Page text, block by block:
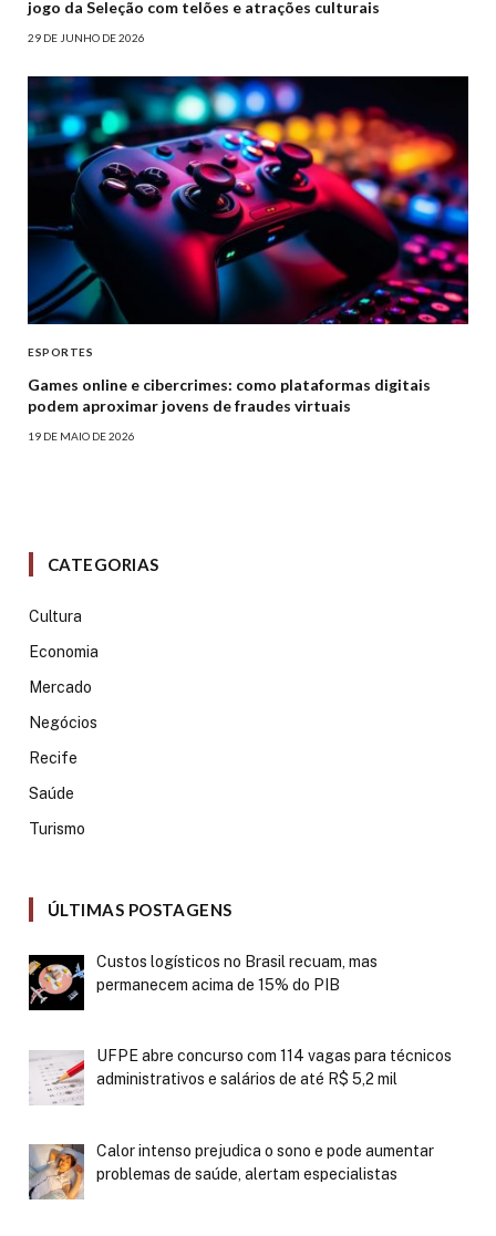
jogo da Seleção com telões e atrações culturais
29 DE JUNHO DE 2026
ESPORTES
Games online e cibercrimes: como plataformas digitais
podem aproximar jovens de fraudes virtuais
19 DE MAIO DE 2026
CATEGORIAS
Cultura
Economia
Mercado
Negócios
Recife
Saúde
Turismo
ÚLTIMAS POSTAGENS
Custos logísticos no Brasil recuam, mas
permanecem acima de 15% do PIB
UFPE abre concurso com 114 vagas para técnicos
administrativos e salários de até R$ 5,2 mil
Calor intenso prejudica o sono e pode aumentar
problemas de saúde, alertam especialistas